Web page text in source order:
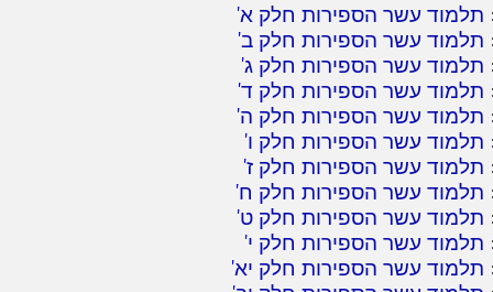
תלמוד עשר הספירות חלק א'
תלמוד עשר הספירות חלק ב'
תלמוד עשר הספירות חלק ג'
תלמוד עשר הספירות חלק ד'
תלמוד עשר הספירות חלק ה'
תלמוד עשר הספירות חלק ו'
תלמוד עשר הספירות חלק ז'
תלמוד עשר הספירות חלק ח'
תלמוד עשר הספירות חלק ט'
תלמוד עשר הספירות חלק י'
תלמוד עשר הספירות חלק יא'